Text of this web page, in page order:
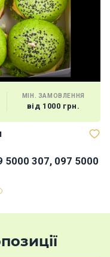
МІН. ЗАМОВЛЕННЯ
від 1000 грн.
5000 307, 097 5000